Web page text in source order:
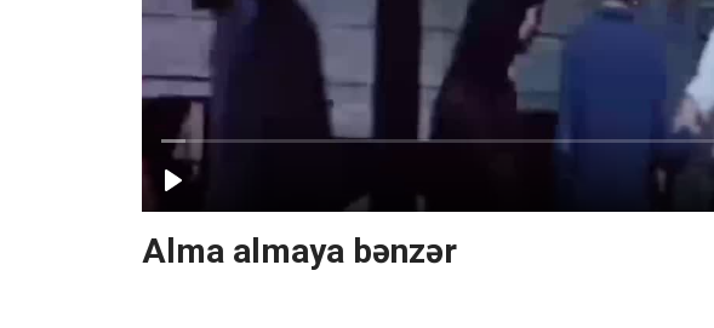
Alma almaya bənzər